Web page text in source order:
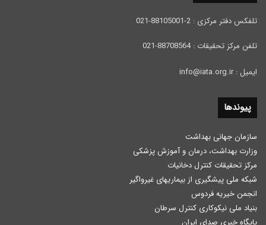
تلفکس دفتر مرکزی : 2-88105001-021
تلفن مرکز تحقیقات : 88708564-021
ایمیل : info@iata.org.ir
پیوندها
سازمان جهانی بهداشت
وزارت بهداشت، درمان و آموزش پزشكی
مرکز تحقیقات کنترل دخانیات
شبکه ملی پیشگیری از بیماریهای غیرواگیر
انجمن خیریه فردوس
بنیاد ملی نیکوکاری کنترل سرطان
پایگاه خبری صدای ایران